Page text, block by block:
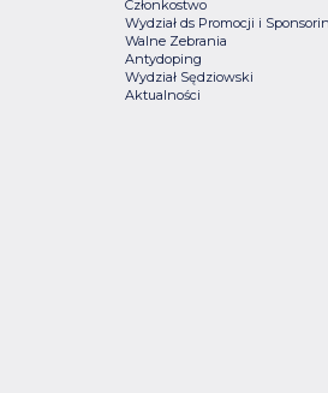
Członkostwo
Wydział ds Promocji i
Walne Zebrania
Antydoping
Wydział Sędziowski
Aktualności